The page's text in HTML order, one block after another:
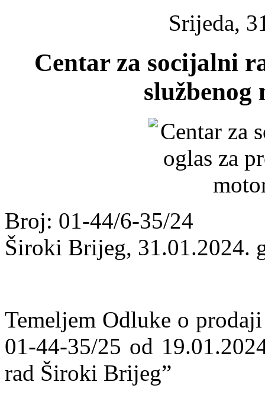
Srijeda,
Centar za socijalni
službenog
Broj: 01-44/6-35/24
Široki Brijeg, 31.01.2024.
Temeljem Odluke o
01-44-35/25 od
rad Široki Brijeg”